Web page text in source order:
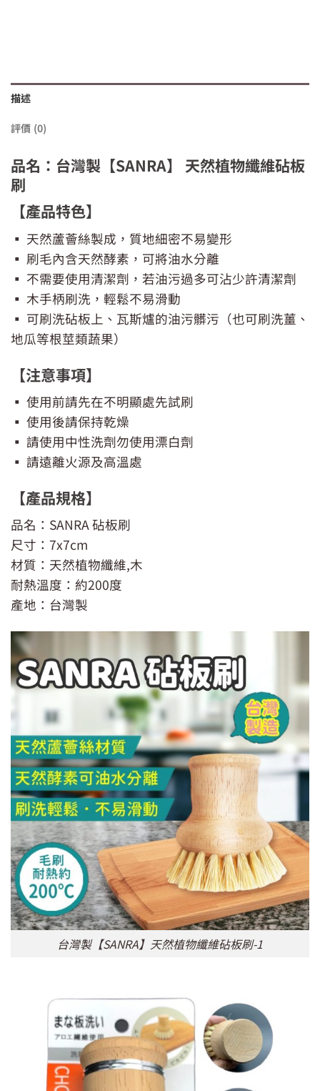
描述
評價 (0)
品名：台灣製【SANRA】 天然植物纖維砧板
刷
【產品特色】
▪ 天然蘆薈絲製成，質地細密不易變形
▪ 刷毛內含天然酵素，可將油水分離
▪ 不需要使用清潔劑，若油污過多可沾少許清潔劑
▪ 木手柄刷洗，輕鬆不易滑動
▪ 可刷洗砧板上、瓦斯爐的油污髒污（也可刷洗薑、
地瓜等根莖類蔬果）
【注意事項】
▪ 使用前請先在不明顯處先試刷
▪ 使用後請保持乾燥
▪ 請使用中性洗劑勿使用漂白劑
▪ 請遠離火源及高溫處
【產品規格】
品名：SANRA 砧板刷
尺寸：7x7cm
材質：天然植物纖維,木
耐熱溫度：約200度
產地：台灣製
台灣製【SANRA】天然植物纖維砧板刷-1